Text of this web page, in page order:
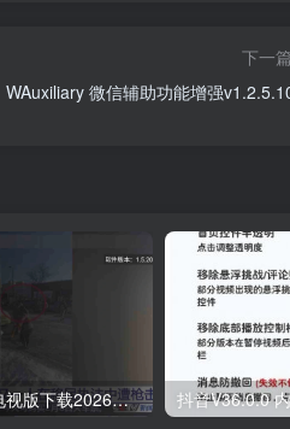
下一
WAuxiliary 微信辅助功能增强
安卓大吉TV电视版下载2026最新v1.5.20清爽版 抖音V36.0.0